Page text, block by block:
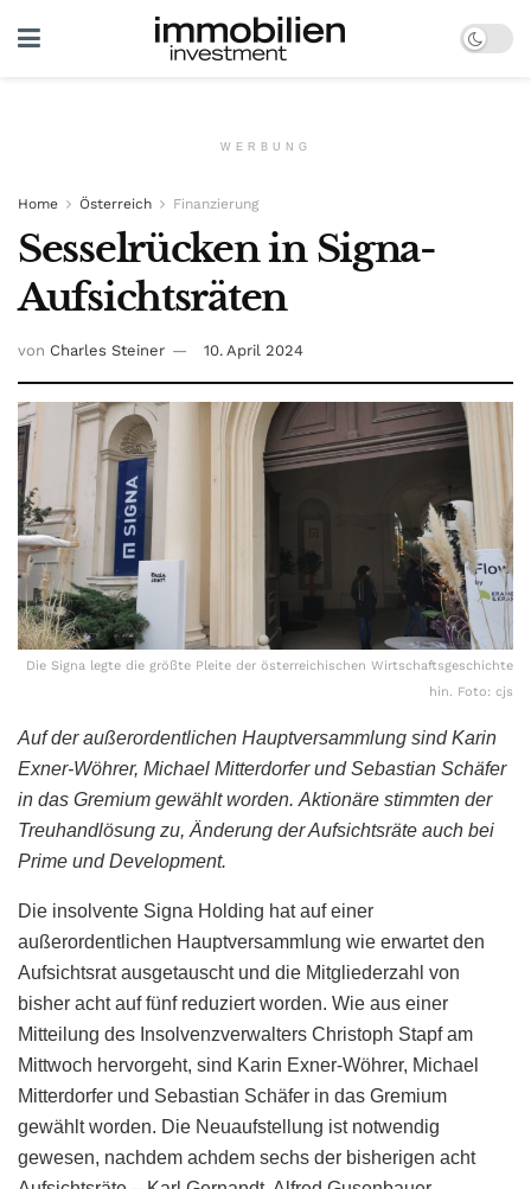
WERBUNG
Home Österreich Finanzierung
Sesselrücken in Signa-
Aufsichtsräten
von Charles Steiner 10. April 2024
Die Signa legte die größte Pleite der österreichischen Wirtschaftsgeschichte
hin. Foto: cjs
Auf der außerordentlichen Hauptversammlung sind Karin
Exner-Wöhrer, Michael Mitterdorfer und Sebastian Schäfer
in das Gremium gewählt worden. Aktionäre stimmten der
Treuhandlösung zu, Änderung der Aufsichtsräte auch bei
Prime und Development.
Die insolvente Signa Holding hat auf einer
außerordentlichen Hauptversammlung wie erwartet den
Aufsichtsrat ausgetauscht und die Mitgliederzahl von
bisher acht auf fünf reduziert worden. Wie aus einer
Mitteilung des Insolvenzverwalters Christoph Stapf am
Mittwoch hervorgeht, sind Karin Exner-Wöhrer, Michael
Mitterdorfer und Sebastian Schäfer in das Gremium
gewählt worden. Die Neuaufstellung ist notwendig
gewesen, nachdem achdem sechs der bisherigen acht